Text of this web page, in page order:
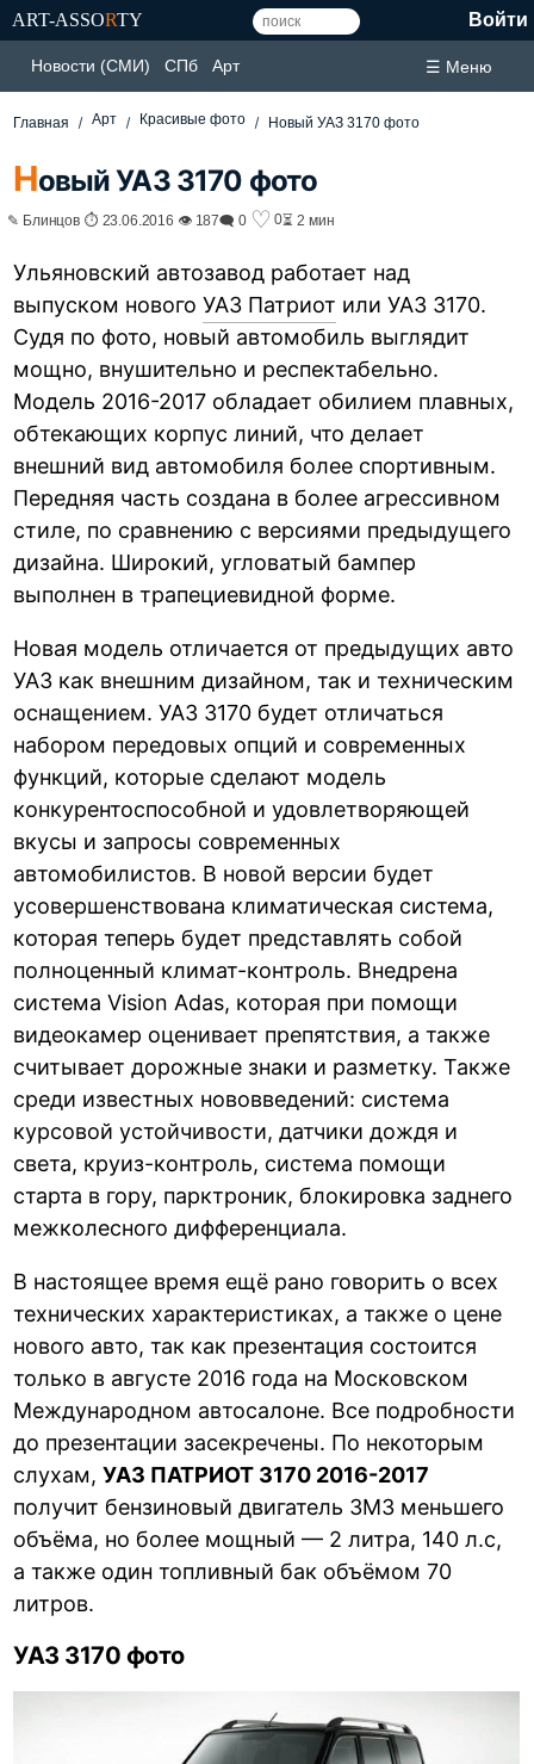
ART-ASSORTY Войти
Новости (СМИ) СПб Арт ☰ Меню
Главная Арт Красивые фото Новый УАЗ 3170 фото
Новый УАЗ 3170 фото
✎ Блинцов ⏱ 23.06.2016 👁 187🗨 0 ♡ 0⏳ 2 мин
Ульяновский автозавод работает над
выпуском новогоУАЗ Патриот или УАЗ 3170.
Судя по фото, новый автомобиль выглядит
мощно, внушительно и респектабельно.
Модель 2016-2017 обладает обилием плавных,
обтекающих корпус линий, что делает
внешний вид автомобиля более спортивным.
Передняя часть создана в более агрессивном
стиле, по сравнению с версиями предыдущего
дизайна. Широкий, угловатый бампер
выполнен в трапециевидной форме.
Новая модель отличается от предыдущих авто
УАЗ как внешним дизайном, так и техническим
оснащением. УАЗ 3170 будет отличаться
набором передовых опций и современных
функций, которые сделают модель
конкурентоспособной и удовлетворяющей
вкусы и запросы современных
автомобилистов. В новой версии будет
усовершенствована климатическая система,
которая теперь будет представлять собой
полноценный климат-контроль. Внедрена
система Vision Adas, которая при помощи
видеокамер оценивает препятствия, а также
считывает дорожные знаки и разметку. Также
среди известных нововведений: система
курсовой устойчивости, датчики дождя и
света, круиз-контроль, система помощи
старта в гору, парктроник, блокировка заднего
межколесного дифференциала.
В настоящее время ещё рано говорить о всех
технических характеристиках, а также о цене
нового авто, так как презентация состоится
только в августе 2016 года на Московском
Международном автосалоне. Все подробности
до презентации засекречены. По некоторым
слухам,УАЗ ПАТРИОТ 3170 2016-2017
получит бензиновый двигатель ЗМЗ меньшего
объёма, но более мощный — 2 литра, 140 л.с,
а также один топливный бак объёмом 70
литров.
УАЗ 3170 фото